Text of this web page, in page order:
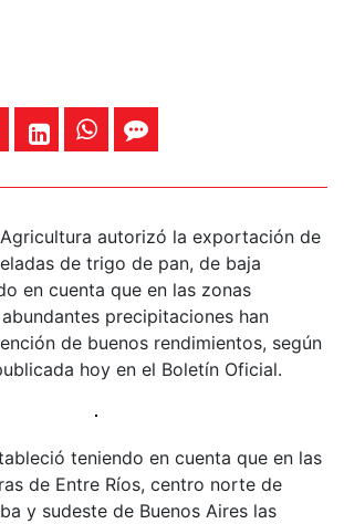
autorizó la exportación de
de trigo de pan, de baja
en cuenta que en las zonas
precipitaciones han
de buenos rendimientos, según
hoy en el Boletín Oficial.
teniendo en cuenta que en las
de Entre Ríos, centro norte de
y sudeste de Buenos Aires las